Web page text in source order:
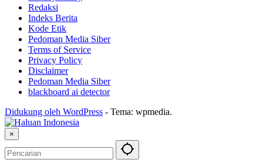
Redaksi
Indeks Berita
Kode Etik
Pedoman Media Siber
Terms of Service
Privacy Policy
Disclaimer
Pedoman Media Siber
blackboard ai detector
Didukung oleh WordPress - Tema: wpmedia.
×